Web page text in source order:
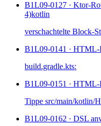
B1L09-0127 · Ktor-
4)kotlin
verschachtelte Block-
B1L09-0141 · HTML-
build.gradle.kts:
B1L09-0151 · HTML-
Tippe src/main/kotlin/
B1L09-0162 · DSL